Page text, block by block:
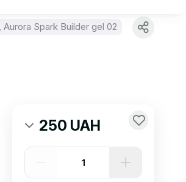
Aurora Spark Builder gel 02
250 UAH